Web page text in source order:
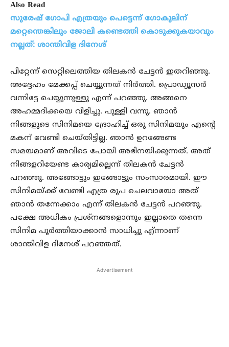
Also Read
സുരേഷ് ഗോപി എത്രയും പെട്ടെന്ന് ഗോകുലിന്
മറ്റെന്തെങ്കിലും ജോലി കണ്ടെത്തി കൊടുക്കുകയാവും
നല്ലത്: ശാന്തിവിള ദിനേശ്
പിറ്റേന്ന് സെറ്റിലെത്തിയ തിലകൻ ചേട്ടൻ ഇതറിഞ്ഞു.
അദ്ദേഹം മേക്കപ്പ് ചെയ്യുന്നത് നിർത്തി. പ്രൊഡ്യൂസർ
വന്നിട്ടേ ചെയ്യുന്നുള്ളൂ എന്ന് പറഞ്ഞു. അങ്ങനെ
അഹമ്മദിക്കയെ വിളിച്ചു. പുള്ളി വന്നു. ഞാൻ
നിങ്ങളുടെ സിനിമയെ ദ്രോഹിച്ച് ഒരു സിനിമയും എന്റെ
മകന് വേണ്ടി ചെയ്തിട്ടില്ല. ഞാൻ ഉറങ്ങേണ്ട
സമയമാണ് അവിടെ പോയി അഭിനയിക്കുന്നത്. അത്
നിങ്ങളറിയേണ്ട കാര്യമില്ലെന്ന് തിലകൻ ചേട്ടൻ
പറഞ്ഞു. അങ്ങോട്ടും ഇങ്ങോട്ടും സംസാരമായി. ഈ
സിനിമയ്ക്ക് വേണ്ടി എത്ര രൂപ ചെലവായോ അത്
ഞാൻ തന്നേക്കാം എന്ന് തിലകൻ ചേട്ടൻ പറഞ്ഞു.
പക്ഷേ അധികം പ്രശ്‌നങ്ങളൊന്നും ഇല്ലാതെ തന്നെ
സിനിമ പൂർത്തിയാക്കാൻ സാധിച്ചു എ്ന്നാണ്
ശാന്തിവിള ദിനേശ് പറഞ്ഞത്.
Advertisement